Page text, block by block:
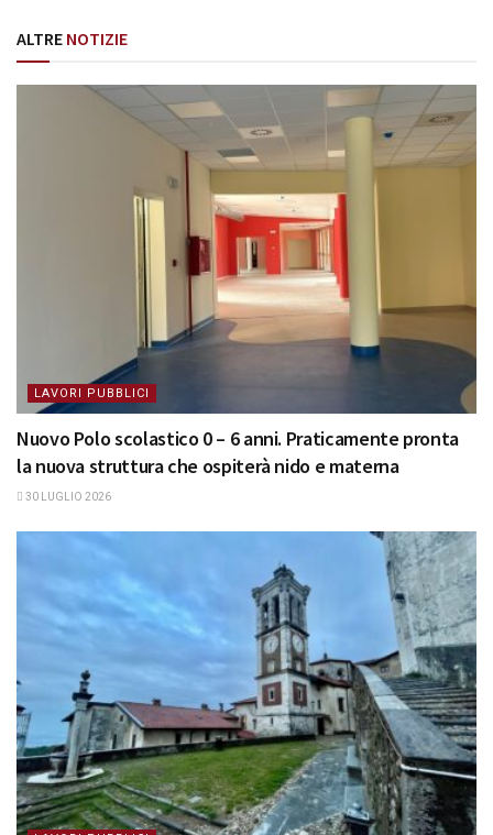
ALTRE NOTIZIE
LAVORI PUBBLICI
Nuovo Polo scolastico 0 – 6 anni. Praticamente pronta
la nuova struttura che ospiterà nido e materna
30 LUGLIO 2026